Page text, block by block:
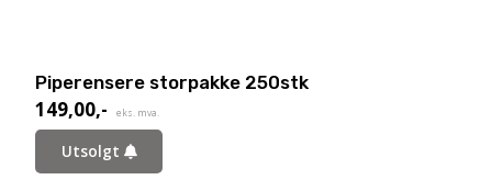
Piperensere storpakke 250stk
149,00,- eks. mva.
Utsolgt